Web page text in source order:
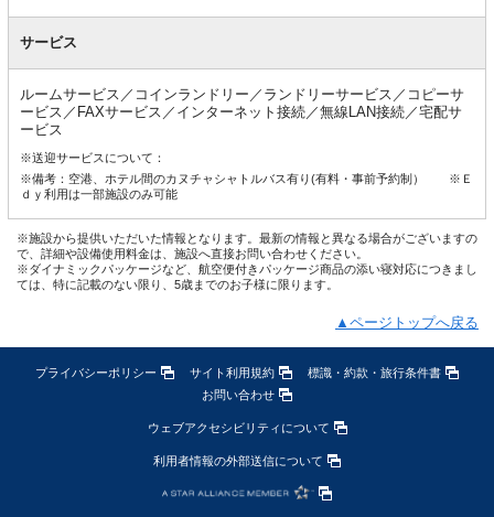
サービス
ルームサービス／コインランドリー／ランドリーサービス／コピーサ
ービス／FAXサービス／インターネット接続／無線LAN接続／宅配サ
ービス
※送迎サービスについて：
※備考：空港、ホテル間のカヌチャシャトルバス有り(有料・事前予約制） ※Ｅ
ｄｙ利用は一部施設のみ可能
※施設から提供いただいた情報となります。最新の情報と異なる場合がございますの
で、詳細や設備使用料金は、施設へ直接お問い合わせください。
※ダイナミックパッケージなど、航空便付きパッケージ商品の添い寝対応につきまし
ては、特に記載のない限り、5歳までのお子様に限ります。
▲ページトップへ戻る
プライバシーポリシー サイト利用規約
標識・約款・旅行条件書
お問い合わせ
ウェブアクセシビリティについて
利用者情報の外部送信について